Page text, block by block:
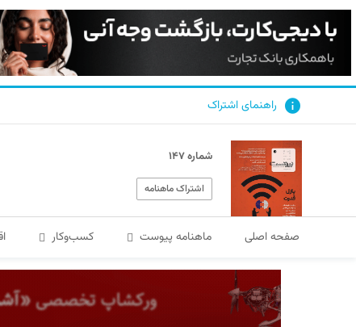
راهنمای اشتراک
شماره ۱۴۷
اشتراک ماهنامه
صفحه اصلی ماهنامه پیوست کسب‌و‌کار